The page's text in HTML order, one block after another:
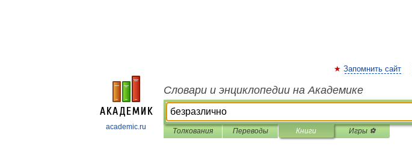
academic.ru
Запомнить сайт
Словари и энциклопедии на Академике
Толкования Переводы Книги Игры ⚽